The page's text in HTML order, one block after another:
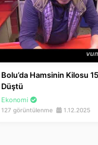
Bolu’da Hamsinin Kilosu
Düştü
Ekonomi
127 görüntülenme 1.12.2025